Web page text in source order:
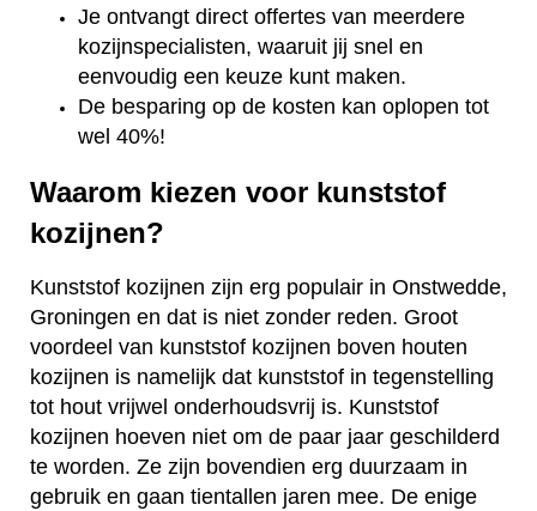
Je ontvangt direct offertes van meerdere
kozijnspecialisten, waaruit jij snel en
eenvoudig een keuze kunt maken.
De besparing op de kosten kan oplopen tot
wel 40%!
Waarom kiezen voor kunststof
kozijnen?
Kunststof kozijnen zijn erg populair in Onstwedde,
Groningen en dat is niet zonder reden. Groot
voordeel van kunststof kozijnen boven houten
kozijnen is namelijk dat kunststof in tegenstelling
tot hout vrijwel onderhoudsvrij is. Kunststof
kozijnen hoeven niet om de paar jaar geschilderd
te worden. Ze zijn bovendien erg duurzaam in
gebruik en gaan tientallen jaren mee. De enige